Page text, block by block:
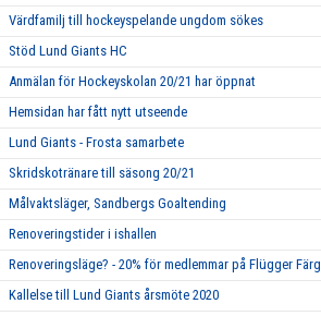
Värdfamilj till hockeyspelande ungdom sökes
Stöd Lund Giants HC
Anmälan för Hockeyskolan 20/21 har öppnat
Hemsidan har fått nytt utseende
Lund Giants - Frosta samarbete
Skridskotränare till säsong 20/21
Målvaktsläger, Sandbergs Goaltending
Renoveringstider i ishallen
Renoveringsläge? - 20% för medlemmar på Flügger Färg
Kallelse till Lund Giants årsmöte 2020